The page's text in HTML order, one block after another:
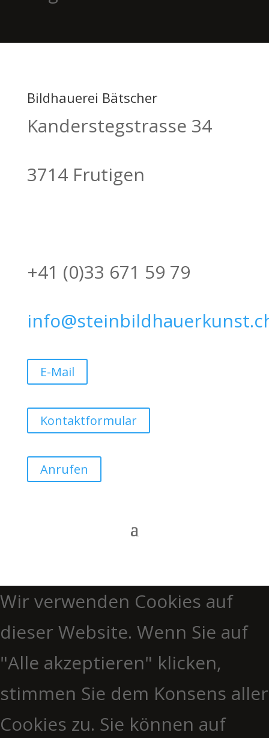
Bildhauerei Bätscher
Kanderstegstrasse 34
3714 Frutigen
+41 (0)33 671 59 79
E-Mail
Kontaktformular
Anrufen
Wir verwenden Cookies auf
dieser Website. Wenn Sie auf
"Alle akzeptieren" klicken,
stimmen Sie dem Konsens aller
Cookies zu. Sie können auf